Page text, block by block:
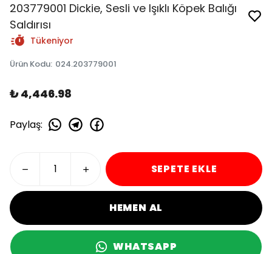
203779001 Dickie, Sesli ve Işıklı Köpek Balığı
Saldırısı
Tükeniyor
Ürün Kodu: 024.203779001
₺ 4,446.98
Paylaş:
SEPETE EKLE
HEMEN AL
WHATSAPP